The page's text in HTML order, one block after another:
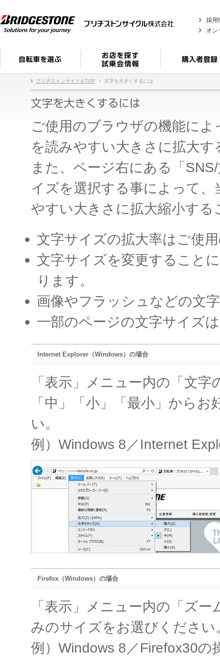
採用
オン
ブリヂストンサイクルTOP 文字を大きくするには
ご使用のブラウザの機能に
を読みやすい大きさに拡大
また、ページ右にある「
イズを選択する事によって
やすい大きさに拡大縮小する
文字サイズの拡大率はご使
文字サイズを変更すること
ります。
画像やフラッシュなどの文
一部のページの文字サイズ
Internet Explorer（Windows）の場合
「表示」メニュー内の「文
「中」「小」「最小」から
い。
例）Windows 8／Internet
Firefox（Windows）の場合
「表示」メニュー内の「ズ
みのサイズをお選びください
例）Windows 8／Firefox30の